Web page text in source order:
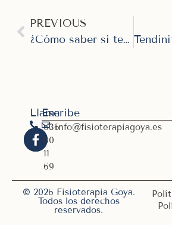
PREVIOUS
¿Cómo saber si tengo una hernia discal cervical?
Llama
636
30
11
69
Escribe
info@fisioterapiagoya.es
© 2026 Fisioterapia Goya.
Todos los derechos
reservados.